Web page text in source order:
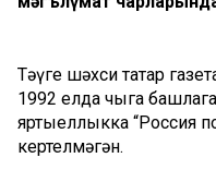
Тәүге шәхси татар
1992 елда чыга
яртыеллыкка “Россия
кертелмәгән.